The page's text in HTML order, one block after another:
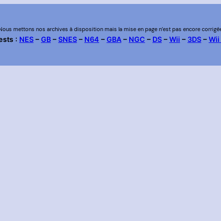
mettons nos archives à disposition mais la mise en page n’est pas encore
: NES–GB–SNES– N64 –GBA– NGC – DS–Wii – 3DS–Wii